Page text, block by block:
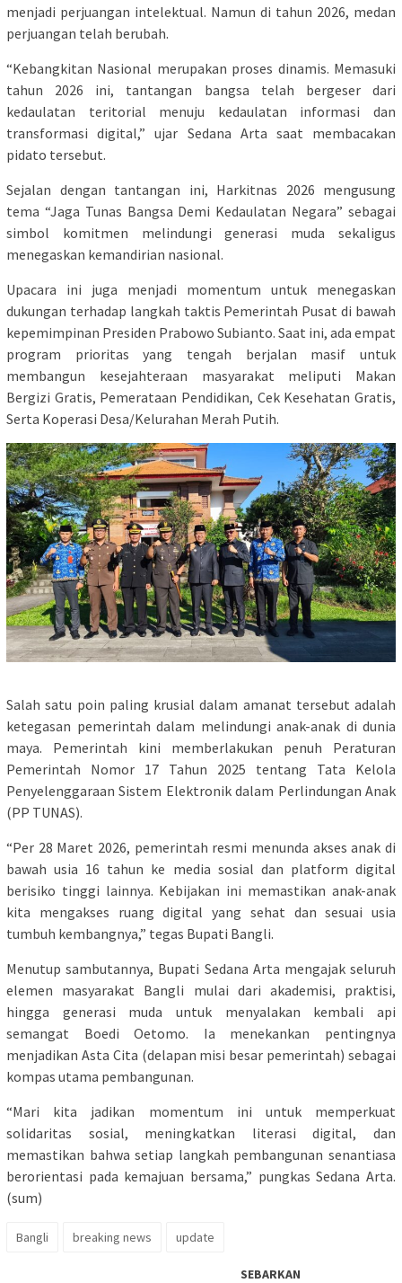
menjadi perjuangan intelektual. Namun di tahun 2026, medan
perjuangan telah berubah.
“Kebangkitan Nasional merupakan proses dinamis. Memasuki
tahun 2026 ini, tantangan bangsa telah bergeser dari
kedaulatan teritorial menuju kedaulatan informasi dan
transformasi digital,” ujar Sedana Arta saat membacakan
pidato tersebut.
Sejalan dengan tantangan ini, Harkitnas 2026 mengusung
tema “Jaga Tunas Bangsa Demi Kedaulatan Negara” sebagai
simbol komitmen melindungi generasi muda sekaligus
menegaskan kemandirian nasional.
Upacara ini juga menjadi momentum untuk menegaskan
dukungan terhadap langkah taktis Pemerintah Pusat di bawah
kepemimpinan Presiden Prabowo Subianto. Saat ini, ada empat
program prioritas yang tengah berjalan masif untuk
membangun kesejahteraan masyarakat meliputi Makan
Bergizi Gratis, Pemerataan Pendidikan, Cek Kesehatan Gratis,
Serta Koperasi Desa/Kelurahan Merah Putih.
Salah satu poin paling krusial dalam amanat tersebut adalah
ketegasan pemerintah dalam melindungi anak-anak di dunia
maya. Pemerintah kini memberlakukan penuh Peraturan
Pemerintah Nomor 17 Tahun 2025 tentang Tata Kelola
Penyelenggaraan Sistem Elektronik dalam Perlindungan Anak
(PP TUNAS).
“Per 28 Maret 2026, pemerintah resmi menunda akses anak di
bawah usia 16 tahun ke media sosial dan platform digital
berisiko tinggi lainnya. Kebijakan ini memastikan anak-anak
kita mengakses ruang digital yang sehat dan sesuai usia
tumbuh kembangnya,” tegas Bupati Bangli.
Menutup sambutannya, Bupati Sedana Arta mengajak seluruh
elemen masyarakat Bangli mulai dari akademisi, praktisi,
hingga generasi muda untuk menyalakan kembali api
semangat Boedi Oetomo. Ia menekankan pentingnya
menjadikan Asta Cita (delapan misi besar pemerintah) sebagai
kompas utama pembangunan.
“Mari kita jadikan momentum ini untuk memperkuat
solidaritas sosial, meningkatkan literasi digital, dan
memastikan bahwa setiap langkah pembangunan senantiasa
berorientasi pada kemajuan bersama,” pungkas Sedana Arta.
(sum)
Bangli breaking news update
SEBARKAN